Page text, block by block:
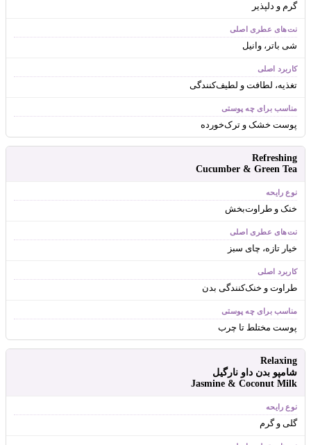
گرم و دلپذیر
شی باتر، وانیل
تغذیه، لطافت و لطیف‌کنندگی
پوست خشک و ترک‌خورده
Refreshing
Cucumber & Green Tea
خنک و طراوت‌بخش
خیار تازه، چای سبز
طراوت و خنک‌کنندگی بدن
پوست مختلط تا چرب
Relaxing
شامپو بدن داو نارگیل
Jasmine & Coconut Milk
گلی و گرم